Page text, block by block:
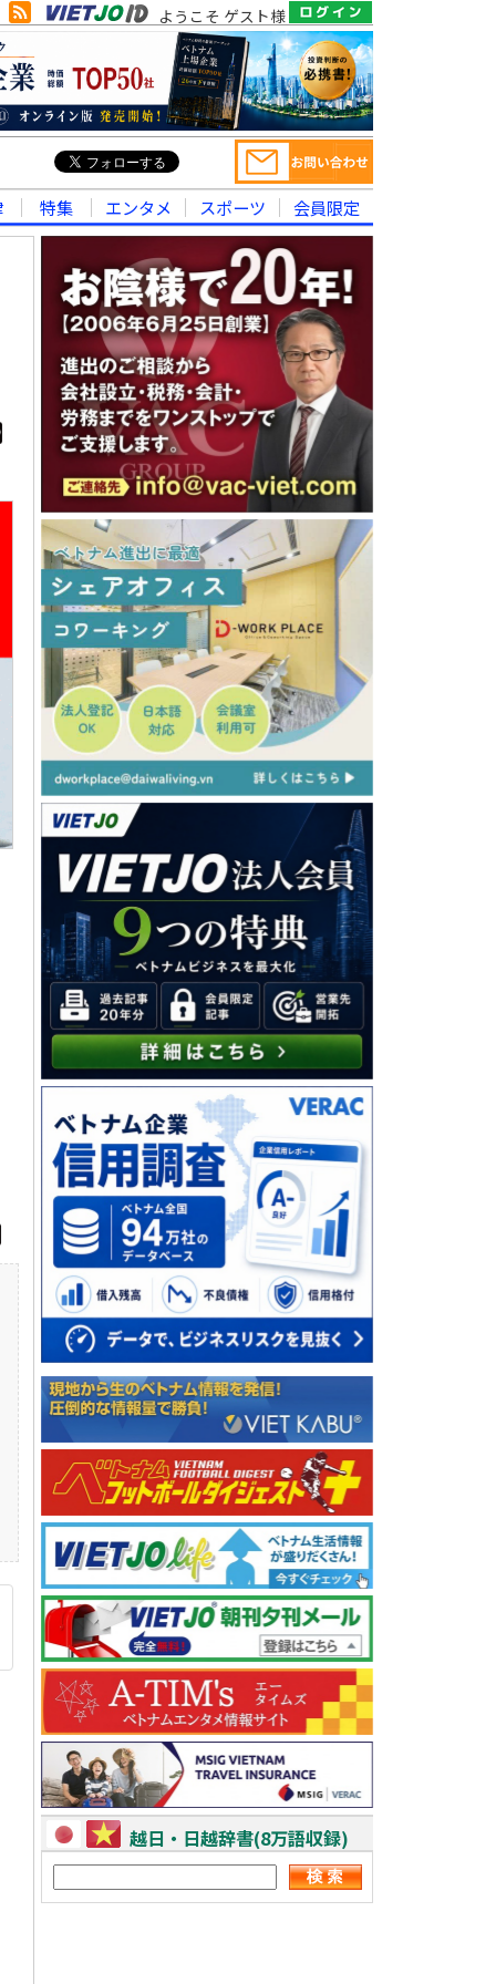
ようこそ ゲスト様
特集 エンタメ スポーツ 会員限定
越日・日越辞書(8万語収録)